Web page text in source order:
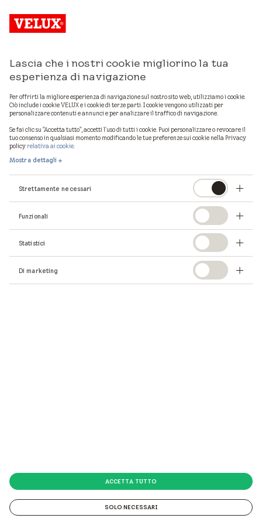
Lascia che i nostri cookie migliorino la tua
esperienza di navigazione
Per offrirti la migliore esperienza di navigazione sul nostro sito web, utilizziamo i cookie.
Ciò include i cookie VELUX e i cookie di terze parti. I cookie vengono utilizzati per
personalizzare contenuti e annunci e per analizzare il traffico di navigazione.
Se fai clic su "Accetta tutto", accetti l'uso di tutti i cookie. Puoi personalizzare o revocare il
tuo consenso in qualsiasi momento modificando le tue preferenze sui cookie nella Privacy
policy relativa ai cookie.
Mostra dettagli
Strettamente necessari
Funzionali
Statistici
Di marketing
SOLO NECESSARI
ACCETTA TUTTO
cercando non esiste.
Continua la tua ricerca
qui.